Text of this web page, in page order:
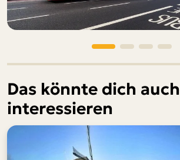
Das könnte dich auch
interessieren